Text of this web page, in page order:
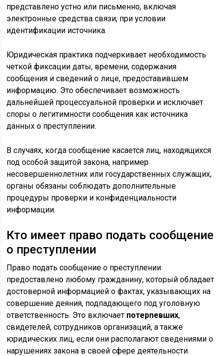
представлено устно или письменно, включая
электронные средства связи, при условии
идентификации источника.
Юридическая практика подчеркивает необходимость
четкой фиксации даты, времени, содержания
сообщения и сведений о лице, предоставившем
информацию. Это обеспечивает возможность
дальнейшей процессуальной проверки и исключает
споры о легитимности сообщения как источника
данных о преступлении.
В случаях, когда сообщение касается лиц, находящихся
под особой защитой закона, например
несовершеннолетних или государственных служащих,
органы обязаны соблюдать дополнительные
процедуры проверки и конфиденциальности
информации.
Кто имеет право подать сообщение
о преступлении
Право подать сообщение о преступлении
предоставлено любому гражданину, который обладает
достоверной информацией о фактах, указывающих на
совершение деяния, подпадающего под уголовную
ответственность. Это включает потерпевших,
свидетелей, сотрудников организаций, а также
юридических лиц, если они располагают сведениями о
нарушениях закона в своей сфере деятельности.